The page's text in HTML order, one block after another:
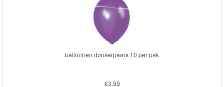
ballonnen donkerpaars 10 per pak
€3.99